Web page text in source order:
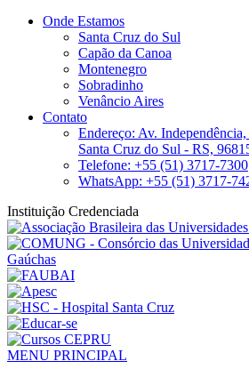
Onde Estamos
Santa Cruz do Sul
Capão da Canoa
Montenegro
Sobradinho
Venâncio Aires
Contato
Endereço: Av.
Santa Cruz do Sul - RS,
Telefone: +55 (51) 3717-7300
WhatsApp: +55 (51) 3717-
Instituição Credenciada
MENU PRINCIPAL